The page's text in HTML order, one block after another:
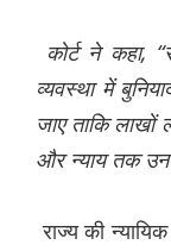
कोर्ट ने कहा, “
व्यवस्था में
जाए ताकि लाखों
और न्याय तक
राज्य की